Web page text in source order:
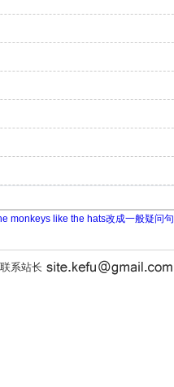
monkeys like the hats改成一般疑问句
系站长